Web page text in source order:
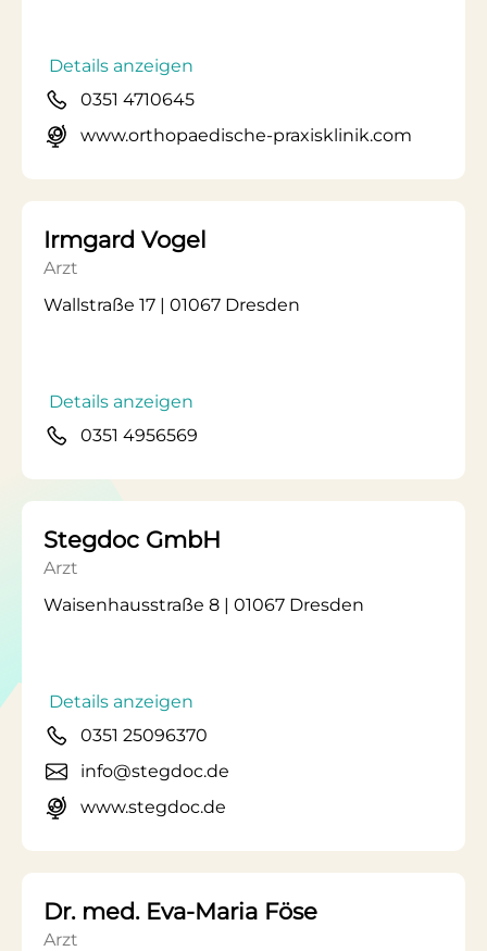
Details anzeigen
0351 4710645
www.orthopaedische-praxisklinik.com
Irmgard Vogel
Arzt
Wallstraße 17 | 01067 Dresden
Details anzeigen
0351 4956569
Stegdoc GmbH
Arzt
Waisenhausstraße 8 | 01067 Dresden
Details anzeigen
0351 25096370
info@stegdoc.de
www.stegdoc.de
Dr. med. Eva-Maria Föse
Arzt